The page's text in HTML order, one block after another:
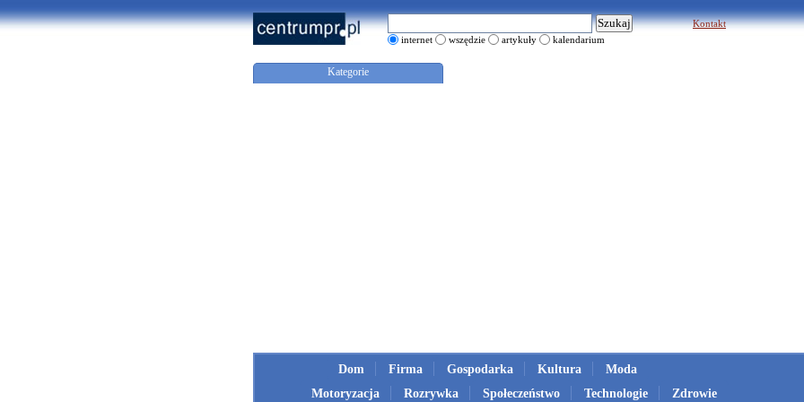
internet wszędzie artykuły kalendarium
Kontakt
Kategorie
Dom Firma Gospodarka Kultura
Moda
Motoryzacja
Rozrywka Społeczeństwo Technologie Zdrowie